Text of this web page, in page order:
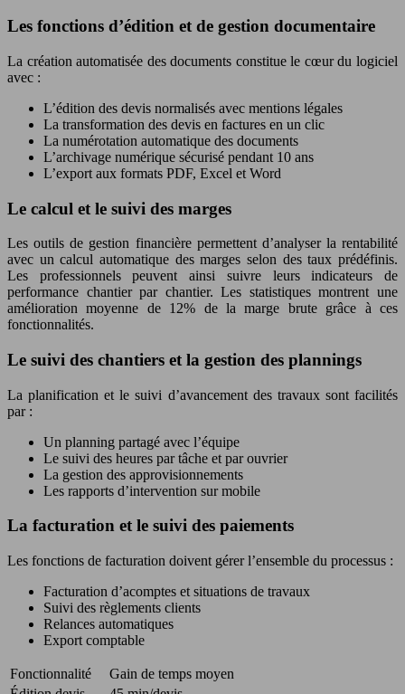
Les fonctions d’édition et de gestion documentaire
La création automatisée des documents constitue le cœur du logiciel
avec :
L’édition des devis normalisés avec mentions légales
La transformation des devis en factures en un clic
La numérotation automatique des documents
L’archivage numérique sécurisé pendant 10 ans
L’export aux formats PDF, Excel et Word
Le calcul et le suivi des marges
Les outils de gestion financière permettent d’analyser la rentabilité
avec un calcul automatique des marges selon des taux prédéfinis.
Les professionnels peuvent ainsi suivre leurs indicateurs de
performance chantier par chantier. Les statistiques montrent une
amélioration moyenne de 12% de la marge brute grâce à ces
fonctionnalités.
Le suivi des chantiers et la gestion des plannings
La planification et le suivi d’avancement des travaux sont facilités
par :
Un planning partagé avec l’équipe
Le suivi des heures par tâche et par ouvrier
La gestion des approvisionnements
Les rapports d’intervention sur mobile
La facturation et le suivi des paiements
Les fonctions de facturation doivent gérer l’ensemble du processus :
Facturation d’acomptes et situations de travaux
Suivi des règlements clients
Relances automatiques
Export comptable
Fonctionnalité
Gain de temps moyen